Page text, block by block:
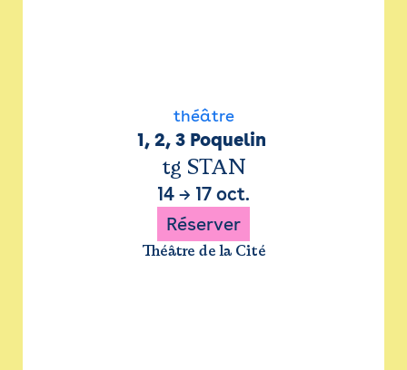
théâtre
1, 2, 3 Poquelin
tg STAN
14 → 17 oct.
Réserver
Théâtre de la Cité